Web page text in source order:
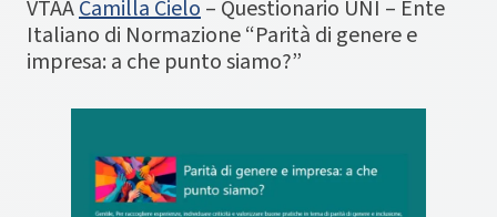
VTAACamilla Cielo– Questionario UNI – Ente
Italiano di Normazione “Parità di genere e
impresa: a che punto siamo?”